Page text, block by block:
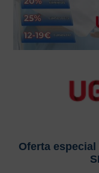
Oferta